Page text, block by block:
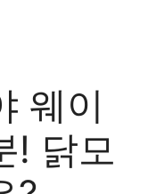
웨이
! 닭모